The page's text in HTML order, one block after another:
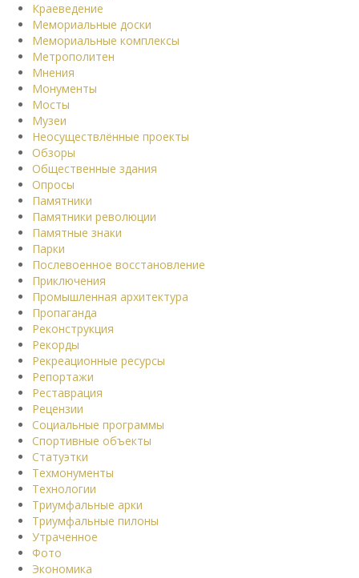
Краеведение
Мемориальные доски
Мемориальные комплексы
Метрополитен
Мнения
Монументы
Мосты
Музеи
Неосуществлённые проекты
Обзоры
Общественные здания
Опросы
Памятники
Памятники революции
Памятные знаки
Парки
Послевоенное восстановление
Приключения
Промышленная архитектура
Пропаганда
Реконструкция
Рекорды
Рекреационные ресурсы
Репортажи
Реставрация
Рецензии
Социальные программы
Спортивные объекты
Статуэтки
Техмонументы
Технологии
Триумфальные арки
Триумфальные пилоны
Утраченное
Фото
Экономика